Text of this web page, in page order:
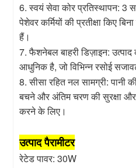
6. स्वयं सेवा कोर प्रतिस्थापन: 3
पेशेवर कर्मियों की प्रतीक्षा किए
हैं।
7. फैशनेबल बाहरी डिज़ाइन:
आधुनिक है, जो विभिन्न रसोई
8. सीसा रहित नल सामग्री: पानी
बचने और अंतिम चरण की सुरक्षा और
करने के लिए।
उत्पाद पैरामीटर
रेटेड पावर: 30W